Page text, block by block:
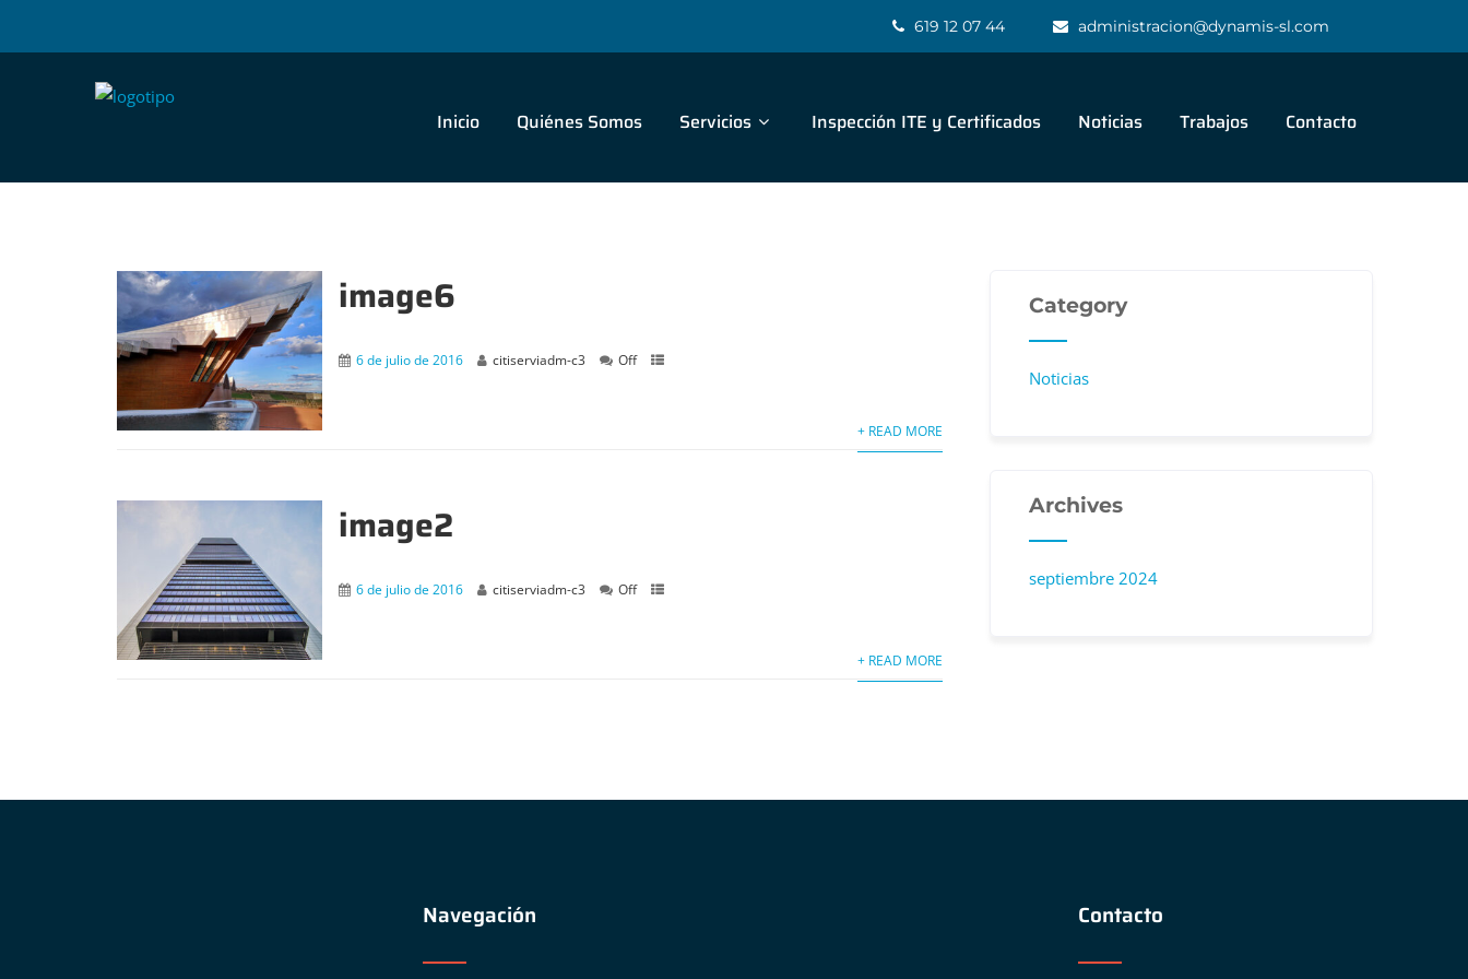
619 12 07 44 administracion@dynamis-sl.com
Inicio Quiénes Somos Servicios Inspección ITE y Certificados Noticias Trabajos Contacto
image6
6 de julio de 2016 citiserviadm-c3 Off
+ READ MORE
image2
6 de julio de 2016 citiserviadm-c3 Off
+ READ MORE
Category
Noticias
Archives
septiembre 2024
Navegación Contacto